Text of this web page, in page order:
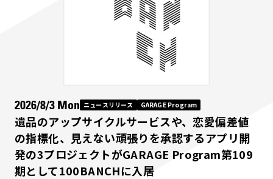
2026/8/3 Mon ニュースリリース GARAGE Program
遺品のアップサイクルサービスや、恋愛偏差値
の指標化、見えない頑張りを承認するアプリ開
発の3プロジェクトがGARAGE Program第109
期として100BANCHに入居